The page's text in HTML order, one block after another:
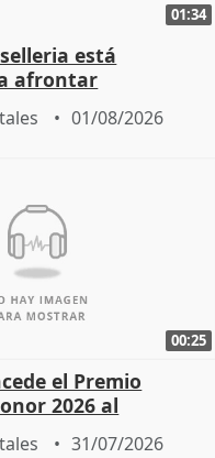
01:34
está
afrontar
los escenarios"
01/08/2026
00:25
el Premio
2026 al
Fortes
31/07/2026